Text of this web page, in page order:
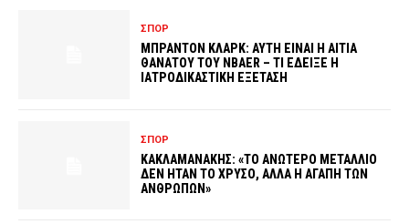
ΣΠΟΡ
ΜΠΡΑΝΤΟΝ ΚΛΑΡΚ: ΑΥΤΗ ΕΙΝΑΙ Η ΑΙΤΙΑ
ΘΑΝΑΤΟΥ ΤΟΥ NBAER – ΤΙ ΕΔΕΙΞΕ Η
ΙΑΤΡΟΔΙΚΑΣΤΙΚΗ ΕΞΕΤΑΣΗ
ΣΠΟΡ
ΚΑΚΛΑΜΑΝΑΚΗΣ: «ΤΟ ΑΝΩΤΕΡΟ ΜΕΤΑΛΛΙΟ
ΔΕΝ ΗΤΑΝ ΤΟ ΧΡΥΣΟ, ΑΛΛΑ Η ΑΓΑΠΗ ΤΩΝ
ΑΝΘΡΩΠΩΝ»